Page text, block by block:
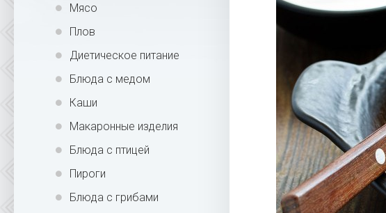
Мясо
Плов
Диетическое питание
Блюда с медом
Каши
Макаронные изделия
Блюда с птицей
Пироги
Блюда с грибами